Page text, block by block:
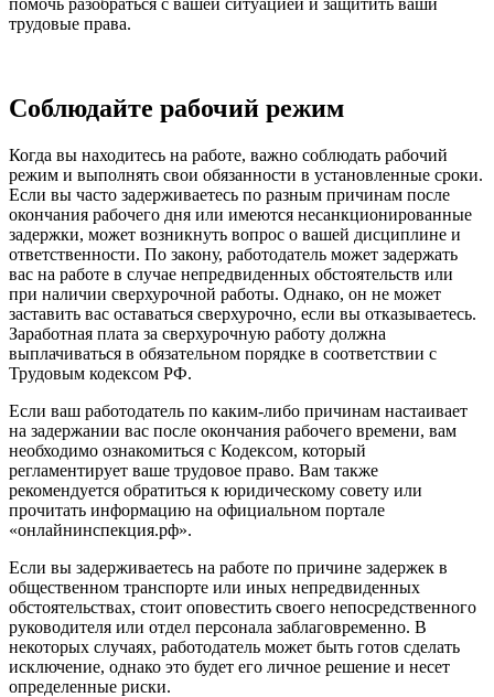
помочь разобраться с вашей ситуацией и защитить ваши
трудовые права.
Соблюдайте рабочий режим
Когда вы находитесь на работе, важно соблюдать рабочий
режим и выполнять свои обязанности в установленные сроки.
Если вы часто задерживаетесь по разным причинам после
окончания рабочего дня или имеются несанкционированные
задержки, может возникнуть вопрос о вашей дисциплине и
ответственности. По закону, работодатель может задержать
вас на работе в случае непредвиденных обстоятельств или
при наличии сверхурочной работы. Однако, он не может
заставить вас оставаться сверхурочно, если вы отказываетесь.
Заработная плата за сверхурочную работу должна
выплачиваться в обязательном порядке в соответствии с
Трудовым кодексом РФ.
Если ваш работодатель по каким-либо причинам настаивает
на задержании вас после окончания рабочего времени, вам
необходимо ознакомиться с Кодексом, который
регламентирует ваше трудовое право. Вам также
рекомендуется обратиться к юридическому совету или
прочитать информацию на официальном портале
«онлайнинспекция.рф».
Если вы задерживаетесь на работе по причине задержек в
общественном транспорте или иных непредвиденных
обстоятельствах, стоит оповестить своего непосредственного
руководителя или отдел персонала заблаговременно. В
некоторых случаях, работодатель может быть готов сделать
исключение, однако это будет его личное решение и несет
определенные риски.